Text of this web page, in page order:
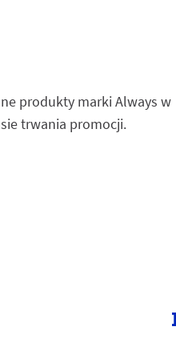
produkty marki Always w
trwania promocji.